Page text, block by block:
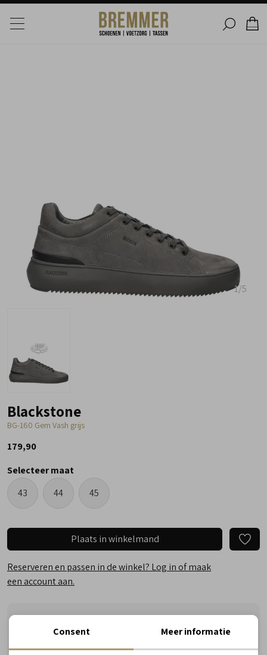
1/5
Blackstone
BG-160 Gem Vash grijs
179,90
Selecteer maat
43
44 45
Plaats in winkelmand
Reserveren en passen in de winkel? Log in of maak
een account aan.
Vragen? Wij helpen u graag! Whatsapp of bel ons
Consent Meer informatie